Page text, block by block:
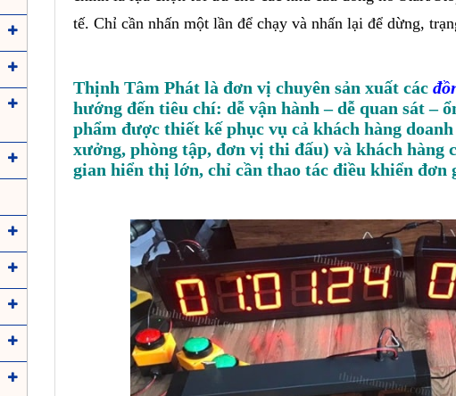
tế. Chỉ cần nhấn một lần để chạy và nhấn lại để dừng,
Thịnh Tâm Phát là đơn vị chuyên sản xuất các
hướng đến tiêu chí: dễ vận hành – dễ quan sát –
phẩm được thiết kế phục vụ cả khách hàng
xưởng, phòng tập, đơn vị thi đấu) và khách hàng
gian hiển thị lớn, chỉ cần thao tác điều khiển đơn